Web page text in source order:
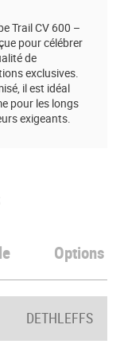
Trail CV 600 –
pour célébrer
de
exclusives.
il est idéal
pour les longs
exigeants.
Options
DETHLEFFS